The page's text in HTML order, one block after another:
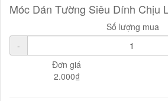
Móc Dán Tường Siêu Dính Chịu
Số lượng mua
-
Đơn giá
2.000₫